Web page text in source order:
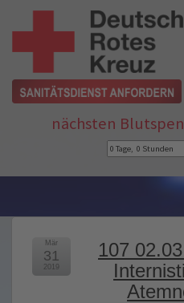
nächsten
107
Mär
31
2019